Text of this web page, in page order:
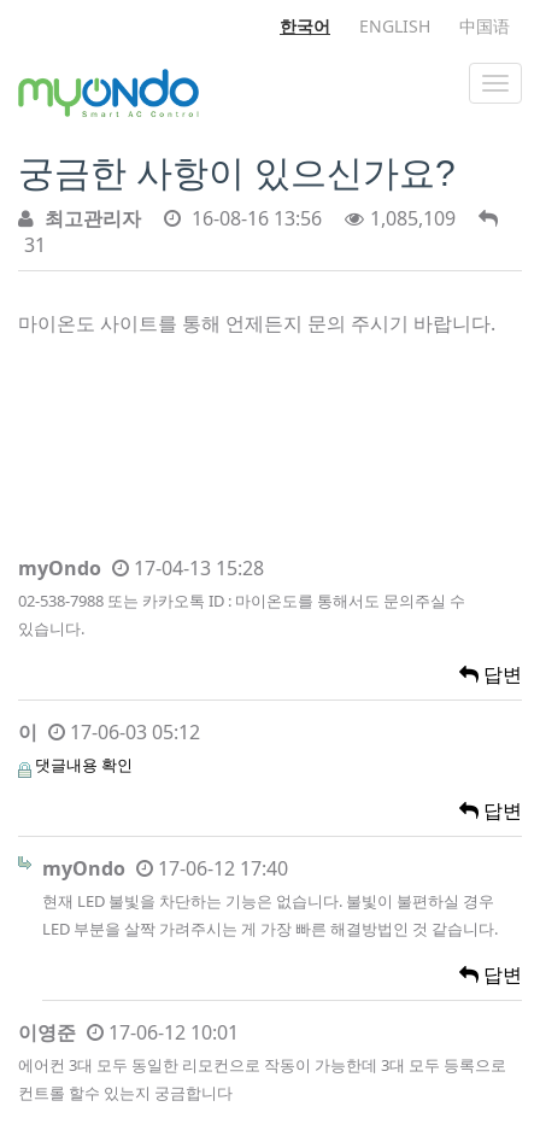
한국어 ENGLISH 中国语
궁금한 사항이 있으신가요?
최고관리자 16-08-16 13:56
1,085,109
31
마이온도 사이트를 통해 언제든지 문의 주시기 바랍니다.
myOndo 17-04-13 15:28
02-538-7988 또는 카카오톡 ID : 마이온도를 통해서도 문의주실 수
있습니다.
답변
이 17-06-03 05:12
댓글내용 확인
답변
myOndo 17-06-12 17:40
현재 LED 불빛을 차단하는 기능은 없습니다. 불빛이 불편하실 경우
LED 부분을 살짝 가려주시는 게 가장 빠른 해결방법인 것 같습니다.
답변
이영준 17-06-12 10:01
에어컨 3대 모두 동일한 리모컨으로 작동이 가능한데 3대 모두 등록으로
컨트롤 할수 있는지 궁금합니다